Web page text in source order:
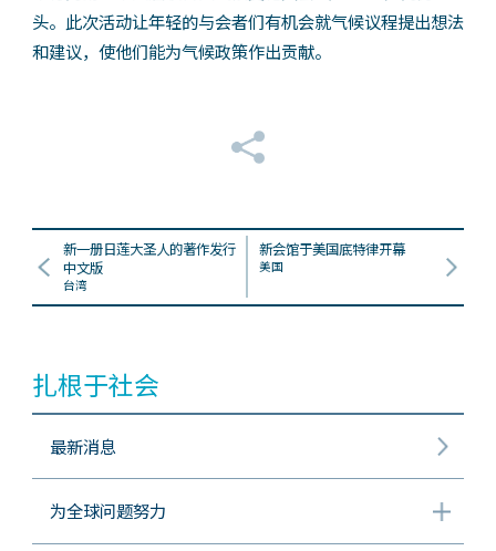
头。此次活动让年轻的与会者们有机会就气候议程提出想法
和建议，使他们能为气候政策作出贡献。
新一册日莲大圣人的著作发行
中文版
台湾
新会馆于美国底特律开幕
美国
扎根于社会
最新消息
为全球问题努力